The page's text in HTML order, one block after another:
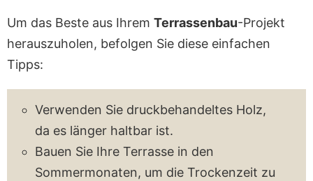
Um das Beste aus Ihrem Terrassenbau-Projekt
herauszuholen, befolgen Sie diese einfachen
Tipps:
Verwenden Sie druckbehandeltes Holz,
da es länger haltbar ist.
Bauen Sie Ihre Terrasse in den
Sommermonaten, um die Trockenzeit zu